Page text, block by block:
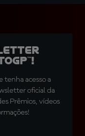
tenha acesso a
oficial da
Prêmios, vídeos